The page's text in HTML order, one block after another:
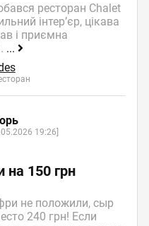
ресторан Chalet
інтер’єр, цікава
і приємна
...
19:26]
на 150 грн
не положили, сыр
240 грн! Если